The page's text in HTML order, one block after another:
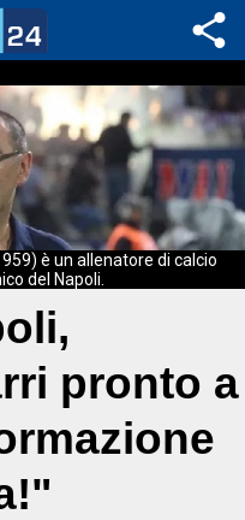
è un allenatore di calcio
del Napoli.
pronto a